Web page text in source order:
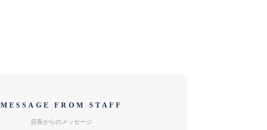
MESSAGE FROM STAFF
店長からのメッセージ